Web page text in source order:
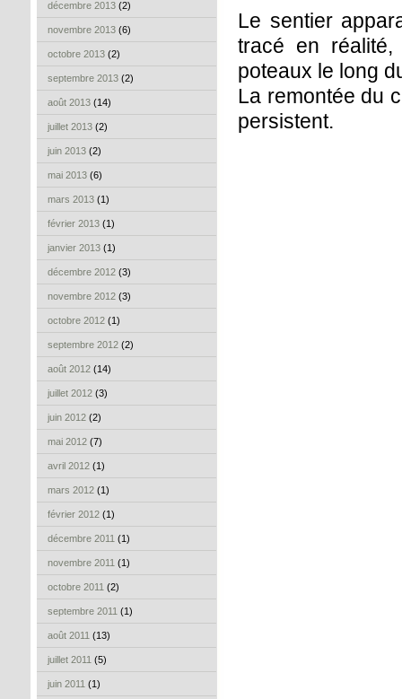
décembre 2013 (2)
novembre 2013 (6)
octobre 2013 (2)
septembre 2013 (2)
août 2013 (14)
juillet 2013 (2)
juin 2013 (2)
mai 2013 (6)
mars 2013 (1)
février 2013 (1)
janvier 2013 (1)
décembre 2012 (3)
novembre 2012 (3)
octobre 2012 (1)
septembre 2012 (2)
août 2012 (14)
juillet 2012 (3)
juin 2012 (2)
mai 2012 (7)
avril 2012 (1)
mars 2012 (1)
février 2012 (1)
décembre 2011 (1)
novembre 2011 (1)
octobre 2011 (2)
septembre 2011 (1)
août 2011 (13)
juillet 2011 (5)
juin 2011 (1)
Le sentier
tracé en
poteaux le long
La remontée du
persistent.